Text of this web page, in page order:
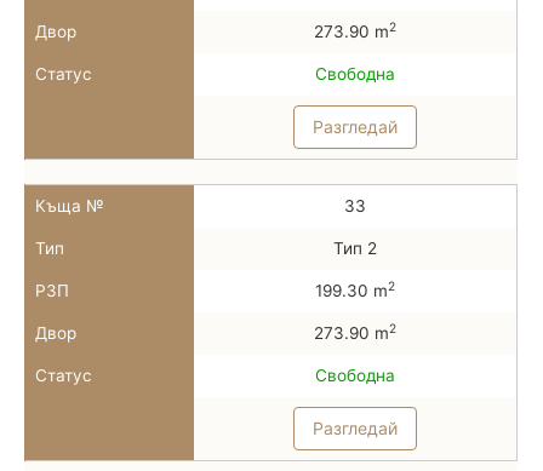
Двор 273.90 m2
Статус Свободна
Разгледай
Къща № 33
Тип Тип 2
РЗП 199.30 m2
Двор 273.90 m2
Статус Свободна
Разгледай